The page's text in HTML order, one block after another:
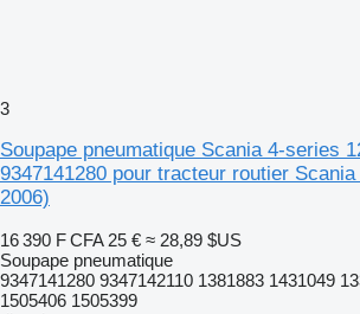
3
Soupape pneumatique Scania 4-series
9347141280 pour tracteur routier
2006)
16 390 F CFA 25 € ≈ 28,89 $US
Soupape pneumatique
9347141280 9347142110 1381883 1431049
1505406 1505399